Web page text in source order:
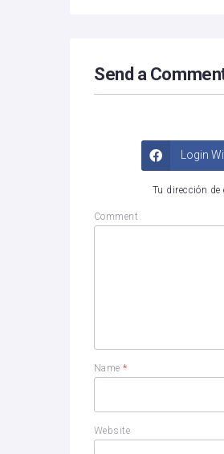
Send a
Login
Tu dirección de
Comment
Name*
Website